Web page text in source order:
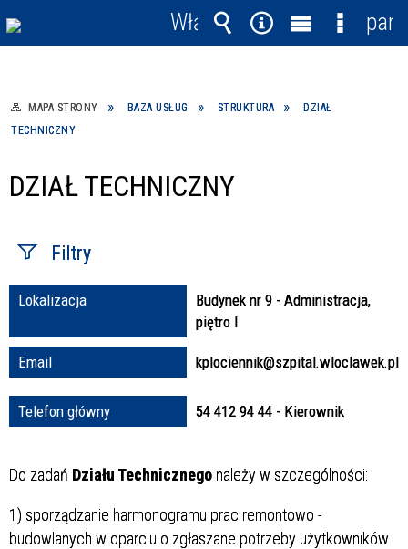
MAPA STRONY BAZA USŁUG STRUKTURA
DZIAŁ
TECHNICZNY
DZIAŁ TECHNICZNY
Filtry
Fraza / imię,
Struktura
Lokalizacja
Budynek nr 9 - Administracja,
piętro I
Email kplociennik@szpital.wloclawek.pl
Telefon główny 54 412 94 44 - Kierownik
Do zadań Działu Technicznego należy w szczególności:
1) sporządzanie harmonogramu prac remontowo -
budowlanych w oparciu o zgłaszane potrzeby użytkowników
Włącz
powiadomienia
Wyszukiwarka
Narzędzia
MenuMenu